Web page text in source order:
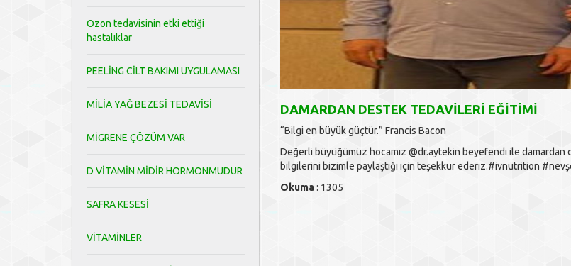
DAMARDAN DESTEK TEDAVILERI EĞITIMI
“Bilgi en büyük güçtür.” Francis Bacon
Değerli büyüğümüz hocamız @dr.aytekin beyefendi ile
bilgilerini bizimle paylaştığı için teşekkür ederiz.#ivnutrition
Okuma: 1305
Ozon tedavisinin etki ettiği
hastalıklar
PEELİNG CİLT BAKIMI UYGULAMASI
MİLİA YAĞ BEZESİ TEDAVİSİ
MİGRENE ÇÖZÜM VAR
D VİTAMİN MİDİR HORMONMUDUR
SAFRA KESESİ
VİTAMİNLER